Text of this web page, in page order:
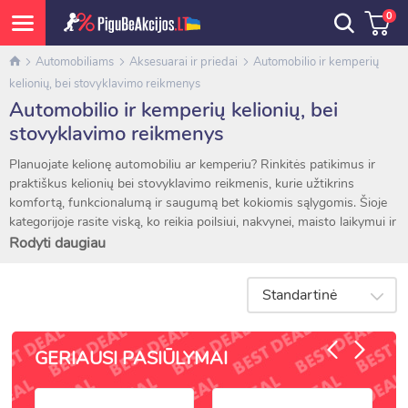
0
Automobiliams Aksesuarai ir priedai
Automobilio ir kemperių
kelionių, bei stovyklavimo reikmenys
Automobilio ir kemperių kelionių, bei
stovyklavimo reikmenys
Planuojate kelionę automobiliu ar kemperiu? Rinkitės patikimus ir
praktiškus kelionių bei stovyklavimo reikmenis, kurie užtikrins
komfortą, funkcionalumą ir saugumą bet kokiomis sąlygomis. Šioje
kategorijoje rasite viską, ko reikia poilsiui, nakvynei, maisto laikymui ir
buičiai kelionėse.
Pripučiamus čiužinius automobiliui ir kemperiui – komfortui
Automobilinius šaldytuvus ir termo dėklus – gėrimams bei
maistui laikyti bet kokiu oru
Pagalves, užklotus, kelioninius miego rinkinius
12 V mini virtuvės prietaisus – elektrinius virdulius, šildytuvus,
termosus
Rodyti daugiau
Standartinė
GERIAUSI PASIŪLYMAI